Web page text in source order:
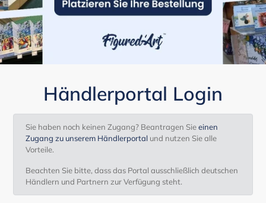
Händlerportal Login
Sie haben noch keinen Zugang? Beantragen Sieeinen
Zugang zu unserem Händlerportal und nutzen Sie alle
Vorteile.
Beachten Sie bitte, dass das Portal ausschließlich deutschen
Händlern und Partnern zur Verfügung steht.